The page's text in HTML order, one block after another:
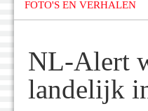
FOTO'S EN VERHALEN
NL-Alert
landelijk